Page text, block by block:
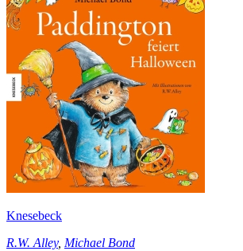
Knesebeck
R.W. Alley, Michael Bond